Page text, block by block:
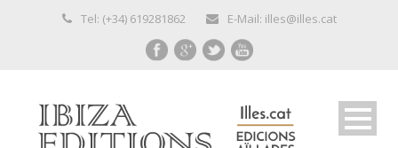
Tel: (+34) 619281862 E-Mail: illes@illes.cat